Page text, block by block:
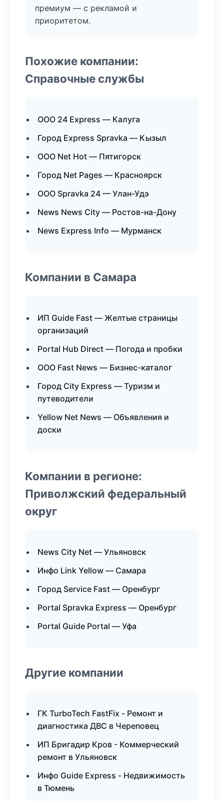
премиум — с рекламой и
приоритетом.
Похожие компании:
Справочные службы
ООО 24 Express — Калуга
Город Express Spravka — Кызыл
ООО Net Hot — Пятигорск
Город Net Pages — Красноярск
ООО Spravka 24 — Улан-Удэ
News News City — Ростов-на-Дону
News Express Info — Мурманск
Компании в Самара
ИП Guide Fast — Желтые страницы
организаций
Portal Hub Direct — Погода и пробки
ООО Fast News — Бизнес-каталог
Город City Express — Туризм и
путеводители
Yellow Net News — Объявления и
доски
Компании в регионе:
Приволжский федеральный
округ
News City Net — Ульяновск
Инфо Link Yellow — Самара
Город Service Fast — Оренбург
Portal Spravka Express — Оренбург
Portal Guide Portal — Уфа
Другие компании
ГК TurboTech FastFix - Ремонт и
диагностика ДВС в Череповец
ИП Бригадир Кров - Коммерческий
ремонт в Ульяновск
Инфо Guide Express - Недвижимость
в Тюмень